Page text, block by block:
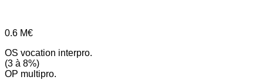
0.6 M€
OS vocation interpro.
(3 à 8%)
OP multipro.